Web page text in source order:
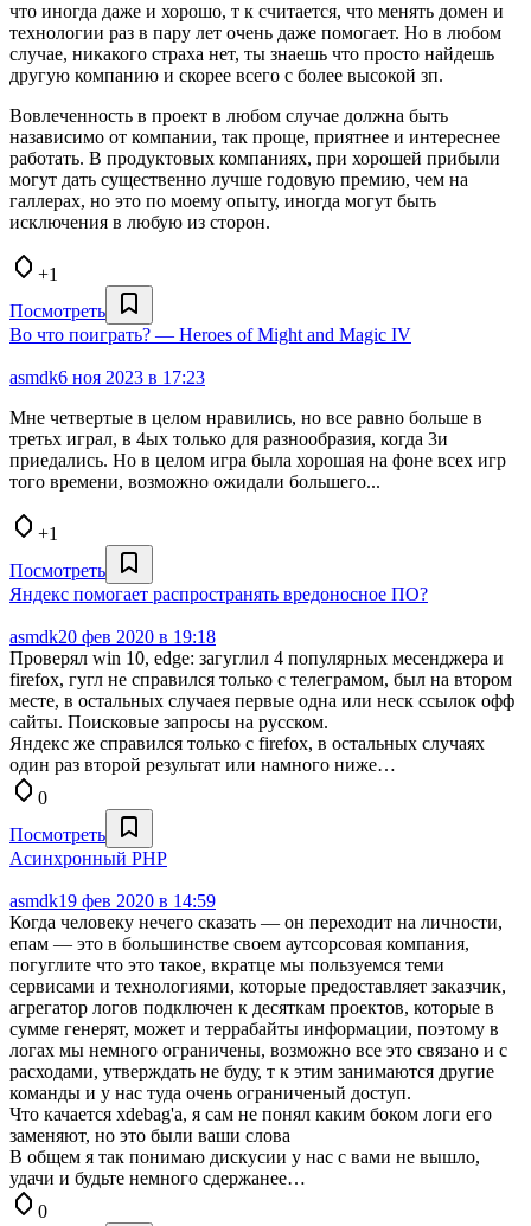
что иногда даже и хорошо, т к считается, что менять домен и
технологии раз в пару лет очень даже помогает. Но в любом
случае, никакого страха нет, ты знаешь что просто найдешь
другую компанию и скорее всего с более высокой зп.
Вовлеченность в проект в любом случае должна быть
назависимо от компании, так проще, приятнее и интереснее
работать. В продуктовых компаниях, при хорошей прибыли
могут дать существенно лучше годовую премию, чем на
галлерах, но это по моему опыту, иногда могут быть
исключения в любую из сторон.
+1
Посмотреть
Во что поиграть? — Heroes of Might and Magic IV
asmdk6 ноя 2023 в 17:23
Мне четвертые в целом нравились, но все равно больше в
третьх играл, в 4ых только для разнообразия, когда 3и
приедались. Но в целом игра была хорошая на фоне всех игр
того времени, возможно ожидали большего...
+1
Посмотреть
Яндекс помогает распространять вредоносное ПО?
asmdk20 фев 2020 в 19:18
Проверял win 10, edge: загуглил 4 популярных месенджера и
firefox, гугл не справился только с телеграмом, был на втором
месте, в остальных случаея первые одна или неск ссылок офф
сайты. Поисковые запросы на русском.
Яндекс же справился только с firefox, в остальных случаях
один раз второй результат или намного ниже…
0
Посмотреть
Aсинхронный PHP
asmdk19 фев 2020 в 14:59
Когда человеку нечего сказать — он переходит на личности,
епам — это в большинстве своем аутсорсовая компания,
погуглите что это такое, вкратце мы пользуемся теми
сервисами и технологиями, которые предоставляет заказчик,
агрегатор логов подключен к десяткам проектов, которые в
сумме генерят, может и террабайты информации, поэтому в
логах мы немного ограничены, возможно все это связано и с
расходами, утверждать не буду, т к этим занимаются другие
команды и у нас туда очень ограниченый доступ.
Что качается xdebag'a, я сам не понял каким боком логи его
заменяют, но это были ваши слова
В общем я так понимаю дискусии у нас с вами не вышло,
удачи и будьте немного сдержанее…
0